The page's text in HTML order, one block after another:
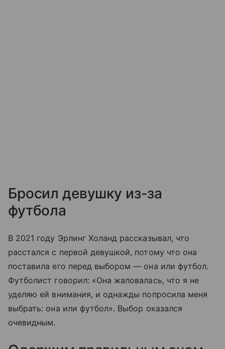
Бросил девушку из-за
футбола
В 2021 году Эрлинг Холанд рассказывал, что
расстался с первой девушкой, потому что она
поставила его перед выбором — она или футбол.
Футболист говорил: «Она жаловалась, что я не
уделяю ей внимания, и однажды попросила меня
выбрать: она или футбол». Выбор оказался
очевидным.